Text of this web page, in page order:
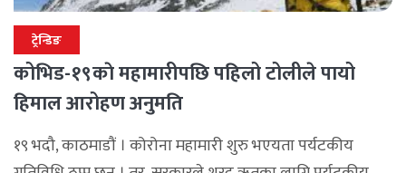
ट्रेन्डिङ
कोभिड-१९काे महामारीपछि पहिलो टोलीले पायो
हिमाल आरोहण अनुमति
१९ भदौ, काठमाडौं । कोरोना महामारी शुरु भएयता पर्यटकीय